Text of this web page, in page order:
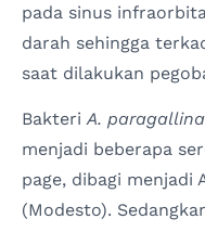
pada sinus
darah sehingga
saat dilakukan
BakteriA.
menjadi beberapa
page, dibagi menjadi
(Modesto).